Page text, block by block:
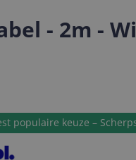
Er zijn geen
Er zijn geen
- 2m -
populaire keuze –